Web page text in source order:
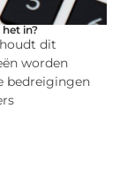
in?
dit
worden
bedreigingen